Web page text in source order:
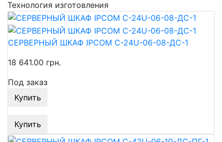
Технология изготовления
СЕРВЕРНЫЙ ШКАФ IPCOM С-24U-06-08-ДС-1
18 641.00 грн.
Под заказ
Купить
Купить